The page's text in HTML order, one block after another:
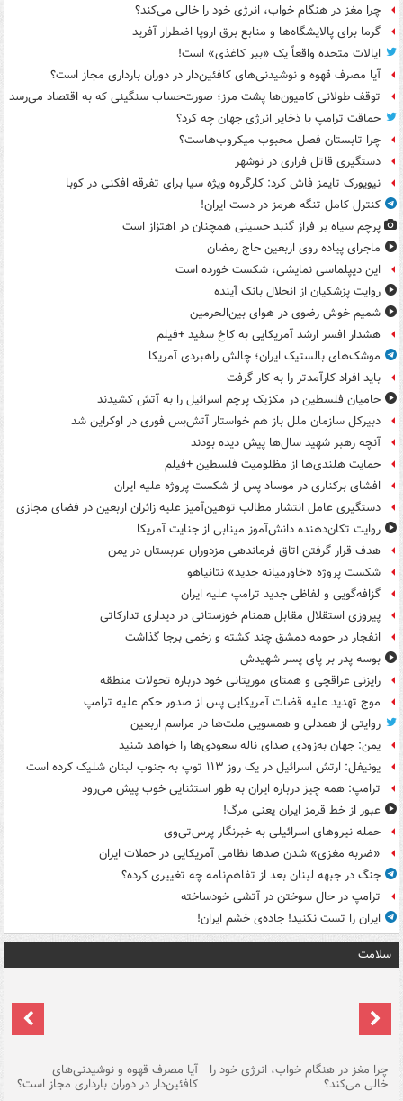
چرا مغز در هنگام خواب، انرژی خود را خالی می‌کند؟
گرما برای پالایشگاه‌ها و منابع برق اروپا اضطرار آفرید
ایالات متحده واقعاً یک «ببر کاغذی» است!
آیا مصرف قهوه و نوشیدنی‌های کافئین‌دار در دوران بارداری مجاز است؟
توقف طولانی کامیون‌ها پشت مرز؛ صورت‌حساب سنگینی که به اقتصاد می‌رسد
حماقت ترامپ با ذخایر انرژی جهان چه کرد؟
چرا تابستان فصل محبوب میکروب‌هاست؟
دستگیری قاتل فراری در نوشهر
نیویورک تایمز فاش کرد: کارگروه ویژه سیا برای تفرقه افکنی در کوبا
کنترل کامل تنگه هرمز در دست ایران!
پرچم سیاه بر فراز گنبد حسینی همچنان در اهتزاز است
ماجرای پیاده روی اربعین حاج رمضان
این دیپلماسی نمایشی، شکست خورده است
روایت پزشکیان از انحلال بانک آینده
شمیم خوش رضوی در هوای بین‌الحرمین
هشدار افسر ارشد آمریکایی به کاخ سفید +فیلم
موشک‌های بالستیک ایران؛ چالش راهبردی آمریکا
باید افراد کارآمدتر را به کار گرفت
حامیان فلسطین در مکزیک پرچم اسرائیل را به آتش کشیدند
دبیرکل سازمان ملل باز هم خواستار آتش‌بس فوری در اوکراین شد
آنچه رهبر شهید سال‌ها پیش دیده بودند
حمایت هلندی‌ها از مظلومیت فلسطین +فیلم
افشای برکناری در موساد پس از شکست پروژه علیه ایران
دستگیری عامل انتشار مطالب توهین‌آمیز علیه زائران اربعین در فضای مجازی
روایت تکان‌دهنده دانش‌آموز مینابی از جنایت آمریکا
هدف قرار گرفتن اتاق‌ فرماندهی مزدوران عربستان در یمن
شکست پروژه «خاورمیانه جدید» نتانیاهو
گزافه‌گویی و لفاظی جدید ترامپ علیه ایران
پیروزی استقلال مقابل همنام خوزستانی در دیداری تدارکاتی
انفجار در حومه دمشق چند کشته و زخمی برجا گذاشت
بوسه‌ پدر بر پای پسر شهیدش
رایزنی عراقچی و همتای موریتانی خود درباره تحولات منطقه
موج تهدید علیه قضات آمریکایی پس از صدور حکم علیه ترامپ
روایتی از همدلی و همسویی ملت‌ها در مراسم اربعین
یمن: جهان به‌زودی صدای ناله سعودی‌ها را خواهد شنید
یونیفل: ارتش اسرائیل در یک روز ۱۱۳ توپ به جنوب لبنان شلیک کرده است
ترامپ: همه چیز درباره ایران به طور استثنایی خوب پیش می‌رود
عبور از خط قرمز ایران یعنی مرگ!
حمله نیروهای اسرائیلی به خبرنگار پرس‌تی‌وی
«ضربه مغزی» شدن صدها نظامی آمریکایی در حملات ایران
جنگ در جبهه لبنان بعد از تفاهم‌نامه چه تغییری کرده؟
ترامپ در حال سوختن در آتشی خودساخته
ایران را تست نکنید! جاده‌ی خشم ایران!
سلامت
چرا مغز در هنگام خواب، انرژی خود را
خالی می‌کند؟
آیا مصرف قهوه و نوشیدنی‌های
کافئین‌دار در دوران بارداری مجاز است؟